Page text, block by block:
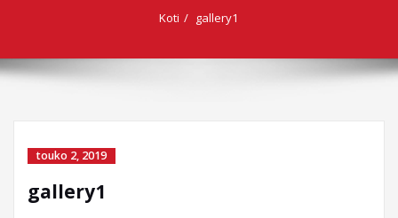
Koti gallery1
touko 2, 2019
gallery1